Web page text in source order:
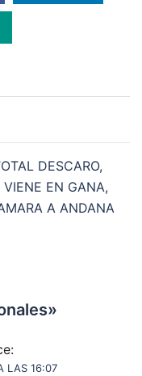
DESCARO,
EN GANA,
A ANDANA
»
LAS 16:07